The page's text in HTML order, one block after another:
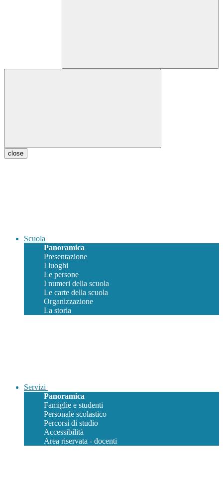
close
Scuola
Panoramica
Presentazione
I luoghi
Le persone
I numeri della scuola
Le carte della scuola
Organizzazione
La storia
Servizi
Panoramica
Famiglie e studenti
Personale scolastico
Percorsi di studio
Accessibilità
Area riservata - docenti